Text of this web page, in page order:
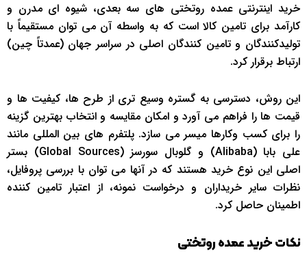
خرید اینترنتی عمده روتختی های سه بعدی، شیوه ای مدرن و
کارآمد برای تامین کالا است که به واسطه آن می توان مستقیماً با
تولیدکنندگان و تامین کنندگان اصلی در سراسر جهان (عمدتاً چین)
ارتباط برقرار کرد.
این روش، دسترسی به گستره وسیع تری از طرح ها، کیفیت ها و
قیمت ها را فراهم می آورد و امکان مقایسه و انتخاب بهترین گزینه
را برای کسب وکارها میسر می سازد. پلتفرم های بین المللی مانند
علی بابا (Alibaba) و گلوبال سورسز (Global Sources) بستر
اصلی این نوع خرید هستند که در آنها می توان با بررسی پروفایل،
نظرات سایر خریداران و درخواست نمونه، از اعتبار تامین کننده
اطمینان حاصل کرد.
نکات خرید عمده روتختی